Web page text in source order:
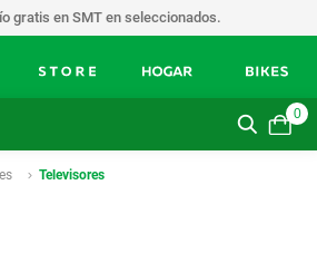
gratis en SMT en seleccionados.
0
Televisores